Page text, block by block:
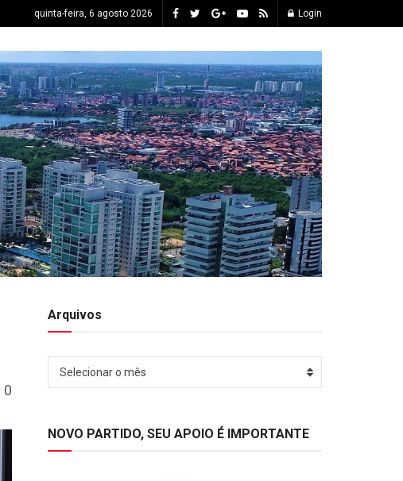
quinta-feira, 6 agosto 2026 Login
0
Arquivos
Selecionar o mês
NOVO PARTIDO, SEU APOIO É IMPORTANTE